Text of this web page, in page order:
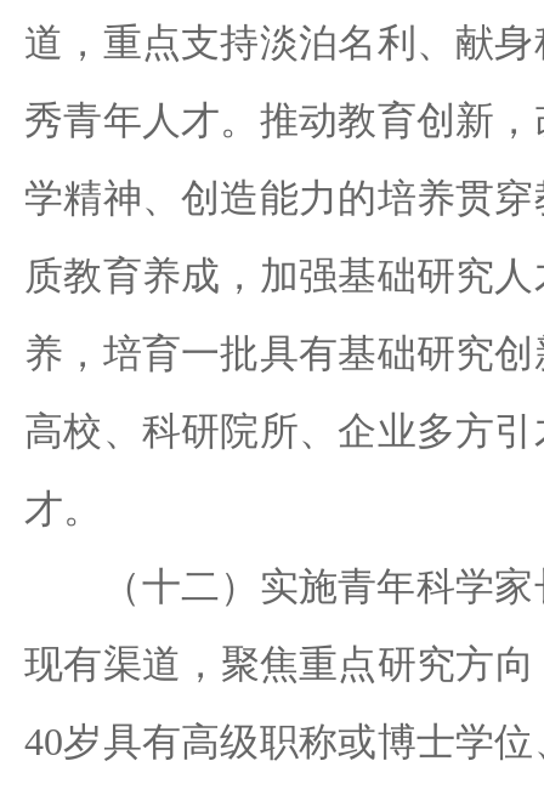
道，重点支持淡泊名利、献
秀青年人才。推动教育创新
学精神、创造能力的培养贯
质教育养成，加强基础研究
养，培育一批具有基础研究
高校、科研院所、企业多方
才。
（十二）实施青年科学家
现有渠道，聚焦重点研究方
40岁具有高级职称或博士学